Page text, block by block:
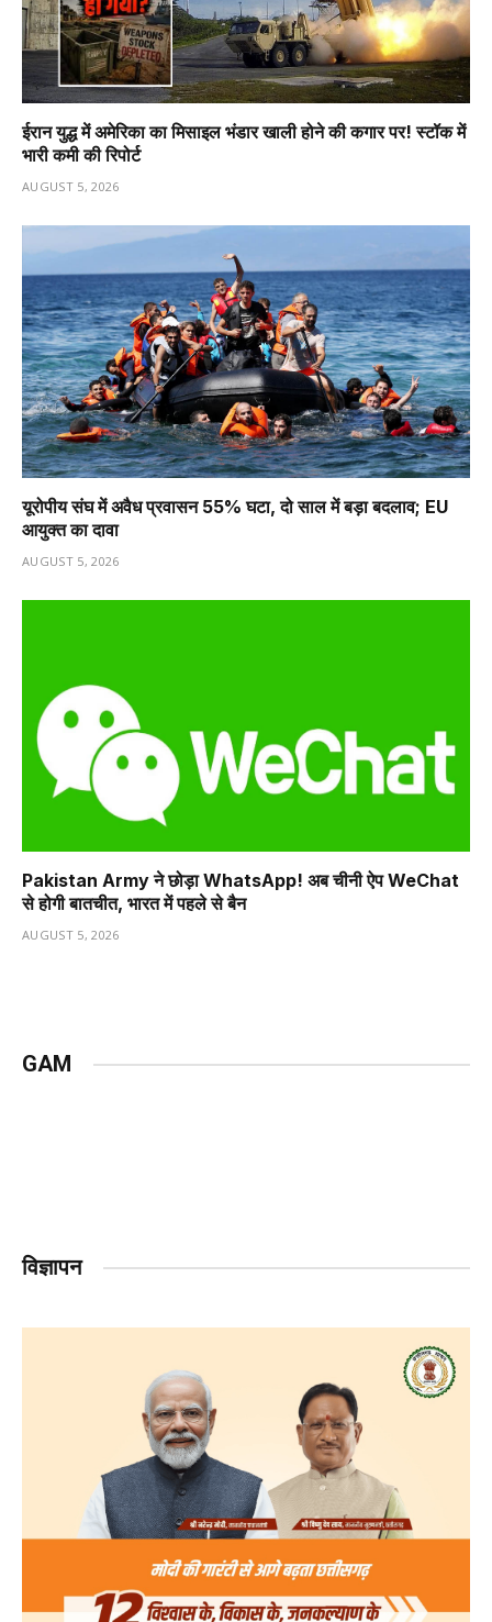
ईरान युद्ध में अमेरिका का मिसाइल भंडार खाली होने की कगार पर! स्टॉक में
भारी कमी की रिपोर्ट
AUGUST 5, 2026
यूरोपीय संघ में अवैध प्रवासन 55% घटा, दो साल में बड़ा बदलाव; EU
आयुक्त का दावा
AUGUST 5, 2026
Pakistan Army ने छोड़ा WhatsApp! अब चीनी ऐप WeChat
से होगी बातचीत, भारत में पहले से बैन
AUGUST 5, 2026
GAM
विज्ञापन